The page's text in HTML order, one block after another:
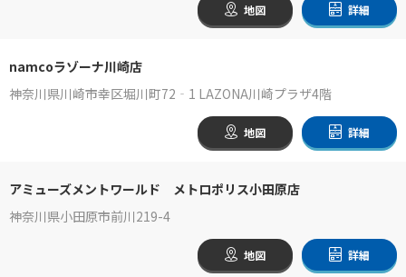
地図 詳細
namcoラゾーナ川崎店
神奈川県川崎市幸区堀川町72‐1 LAZONA川崎プラザ4階
地図 詳細
アミューズメントワールド メトロポリス小田原店
神奈川県小田原市前川219-4
地図 詳細